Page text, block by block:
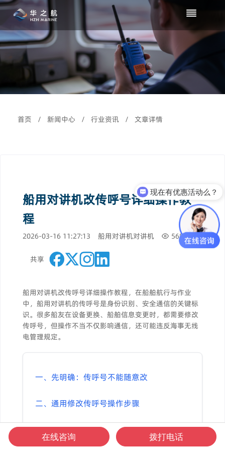
首页 / 新闻中心 / 行业资讯 / 文章详情
船用对讲机改传呼号详细操作教
程
2026-03-16 11:27:13 船用对讲机对讲机 568
共享
船用对讲机改传呼号详细操作教程，在船舶航行与作业
中，船用对讲机的传呼号是身份识别、安全通信的关键标
识。很多船友在设备更换、船舶信息变更时，都需要修改
传呼号，但操作不当不仅影响通信，还可能违反海事无线
电管理规定。
一、先明确：传呼号不能随意改
二、通用修改传呼号操作步骤
三、常见机型快速修改要点
可以介绍下你们的产品么？
现在有优惠活动么？
在线咨询 拨打电话